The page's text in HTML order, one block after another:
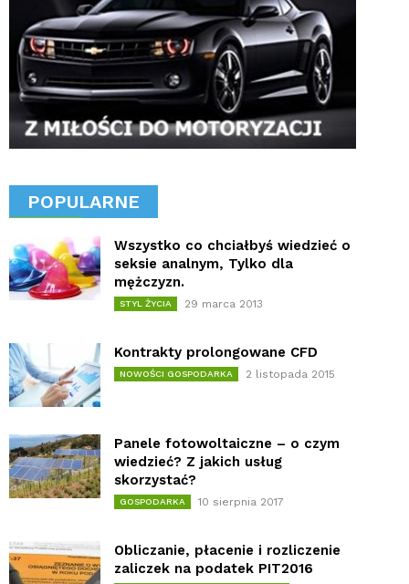
POPULARNE
Wszystko co chciałbyś wiedzieć o
seksie analnym, Tylko dla
mężczyzn.
STYL ŻYCIA 29 marca 2013
Kontrakty prolongowane CFD
NOWOŚCI GOSPODARKA 2 listopada 2015
Panele fotowoltaiczne – o czym
wiedzieć? Z jakich usług
skorzystać?
GOSPODARKA 10 sierpnia 2017
Obliczanie, płacenie i rozliczenie
zaliczek na podatek PIT2016